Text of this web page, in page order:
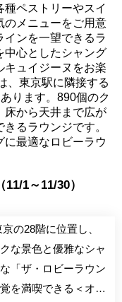
ペストリーやスイ
のメニューをご用意
インを一望できるラ
中心としたシャング
キュイジーヌをお楽
、東京駅に隣接する
ります。890個のク
床から天井まで広が
るラウンジです。
に最適なロビーラウ
1～11/30）
の28階に位置し、
な景色と優雅なシャ
「ザ・ロビーラウン
を満喫できる＜オー